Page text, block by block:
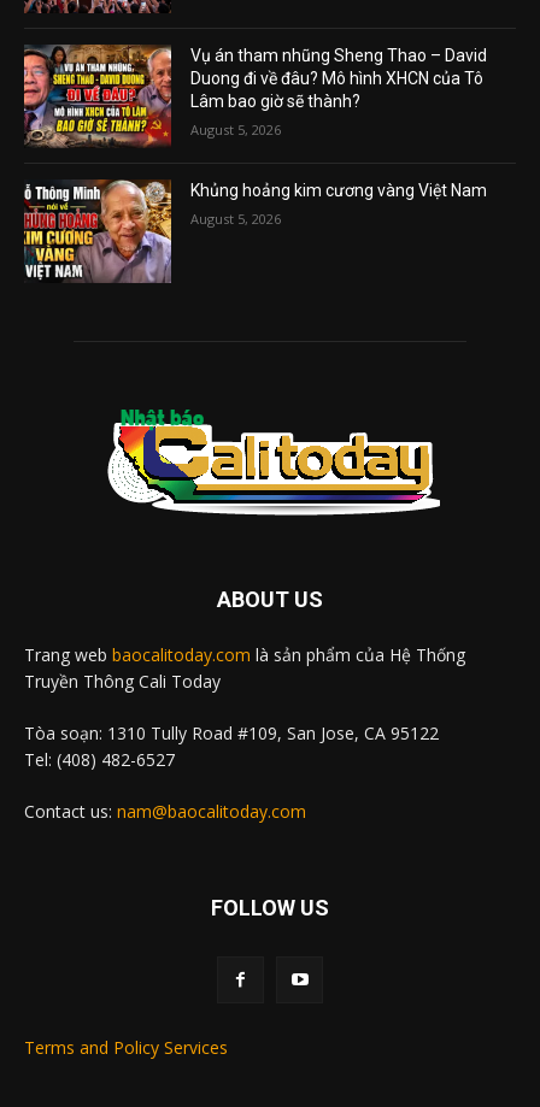
Vụ án tham nhũng Sheng Thao – David
Duong đi về đâu? Mô hình XHCN của Tô
Lâm bao giờ sẽ thành?
August 5, 2026
Khủng hoảng kim cương vàng Việt Nam
August 5, 2026
ABOUT US
Trang web baocalitoday.com là sản phẩm của Hệ Thống
Truyền Thông Cali Today
Tòa soạn: 1310 Tully Road #109, San Jose, CA 95122
Tel: (408) 482-6527
Contact us: nam@baocalitoday.com
FOLLOW US
Terms and Policy Services